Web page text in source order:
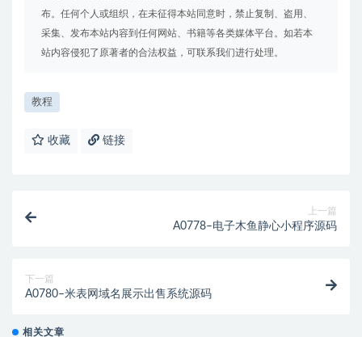
布。任何个人或组织，在未征得本站同意时，禁止复制、盗用、
采集、发布本站内容到任何网站、书籍等各类媒体平台。如若本
站内容侵犯了原著者的合法权益，可联系我们进行处理。
教程
收藏 链接
上一篇
A0778–电子木鱼静心小程序源码
下一篇
A0780–米表网域名展示出售系统源码
相关文章